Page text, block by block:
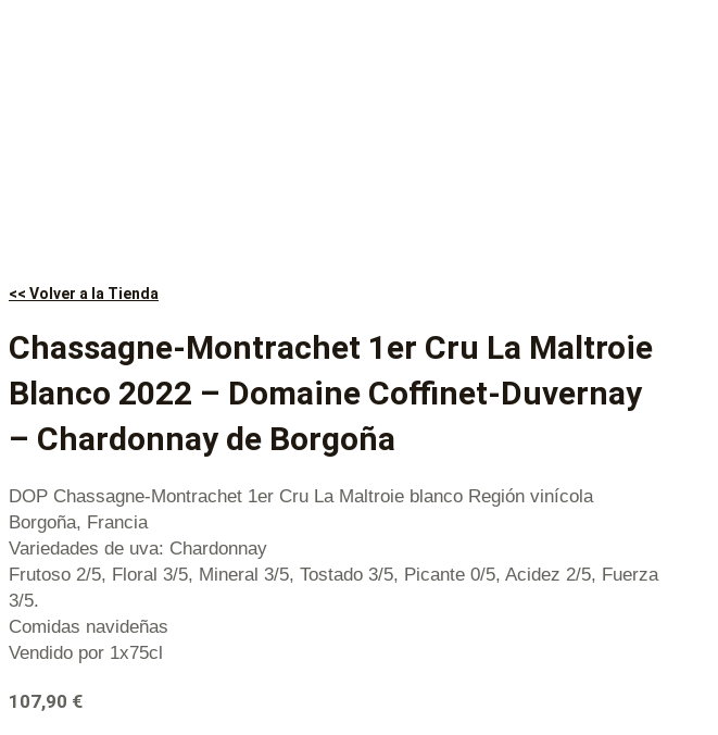
<< Volver a la Tienda
Chassagne-Montrachet 1er Cru La Maltroie
Blanco 2022 – Domaine Coffinet-Duvernay
– Chardonnay de Borgoña
DOP Chassagne-Montrachet 1er Cru La Maltroie blanco Región vinícola
Borgoña, Francia
Variedades de uva: Chardonnay
Frutoso 2/5, Floral 3/5, Mineral 3/5, Tostado 3/5, Picante 0/5, Acidez 2/5, Fuerza
3/5.
Comidas navideñas
Vendido por 1x75cl
107,90 €